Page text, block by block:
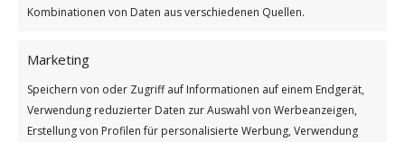
Kombinationen von Daten aus verschiedenen Quellen.
Marketing
Speichern von oder Zugriff auf Informationen auf einem Endgerät,
Verwendung reduzierter Daten zur Auswahl von Werbeanzeigen,
Erstellung von Profilen für personalisierte Werbung, Verwendung
Wie findest du diesen Beitrag?
14. JUNI 2026 / 0 KOMMENTARE / VONBETTINA